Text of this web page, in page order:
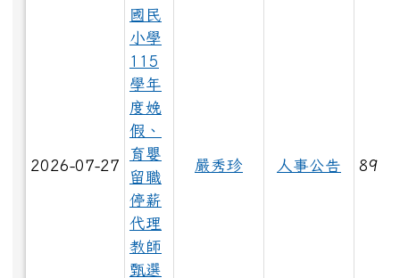
LINE_ALBUM_1150529_260603_39.jpg
LINE_ALBUM_1150529_260603_16.jpg
LINE_ALBUM_1150528大頭照_260529_30.jpg
2026-07-27
國民
小學
115
學年
度娩
假、
育嬰
留職
停薪
代理
教師
甄選
嚴秀珍 人事公告 89